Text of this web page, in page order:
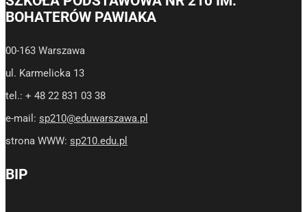
BOHATERÓW PAWIAKA
00-163 Warszawa
ul. Karmelicka 13
tel.: + 48 22 831 03 38
e-mail: sp210@eduwarszawa.pl
strona WWW: sp210.edu.pl
BIP